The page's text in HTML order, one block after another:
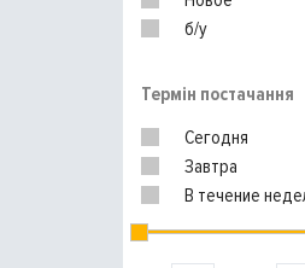
б/у
Термін постачання
Сегодня
Завтра
В течение